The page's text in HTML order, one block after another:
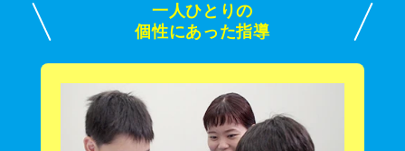
一人ひとりの
個性にあった指導